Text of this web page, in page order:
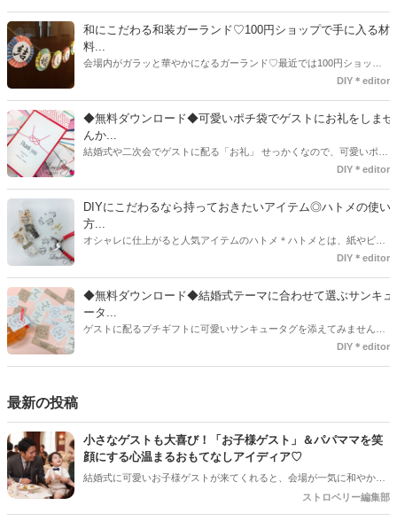
ま、付いてた方が断然可愛い♡そんなプレ花嫁さんたちの#サンキュー
タグアイデア、探してみました♪
和にこだわる和装ガーランド♡100円ショップで手に入る材
料...
会場内がガラッと華やかになるガーランド♡最近では100円ショップ
で既に完成された物が販売されていたり、ネット上でダウンロードし
す。ダウンロードしたデザインを印刷する紙をこだわるプレ花嫁さん
も・・・♡紙質や柄などでガラッと印象が変わりますよね♪
DIY＊editor
◆無料ダウンロード◆可愛いポチ袋でゲストにお礼をしませ
んか...
結婚式や二次会でゲストに配る「お礼」 せっかくなので、可愛いポチ
袋で用意しませんか？今回の記事では無料でダウンロードできるデザ
ください。いつもStrawberryを読んで頂いているプレ花嫁さんのお手
伝いが少しでも出来れば嬉しいです♡
DIY＊editor
DIYにこだわるなら持っておきたいアイテム◎ハトメの使い
方...
オシャレに仕上がると人気アイテムのハトメ＊ハトメとは、紙やビニ
ールなどに開けた穴につける金具のことでサイズが幅広く揃っていま
り、付けるものの素材や色にあわせて選ぶことができるんです♪*
DIY＊editor
◆無料ダウンロード◆結婚式テーマに合わせて選ぶサンキュ
ータ...
ゲストに配るプチギフトに可愛いサンキュータグを添えてみません
か？今回の記事では無料でダウンロードできる春婚にもピッタリなサ
DIY＊editor
最新の投稿
小さなゲストも大喜び！「お子様ゲスト」＆パパママを笑
顔にする心温まるおもてなしアイディア♡
結婚式に可愛いお子様ゲストが来てくれると、会場が一気に和やかな
雰囲気になりますよね！でも、ご招待するプレ花嫁さんとしては「途
ストロベリー編集部